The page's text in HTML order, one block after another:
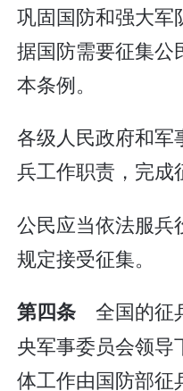
巩固国防和强大军
据国防需要征集公
本条例。
各级人民政府和军
兵工作职责，完成
公民应当依法服兵
规定接受征集。
第四条 全国的征
央军事委员会领导
体工作由国防部征